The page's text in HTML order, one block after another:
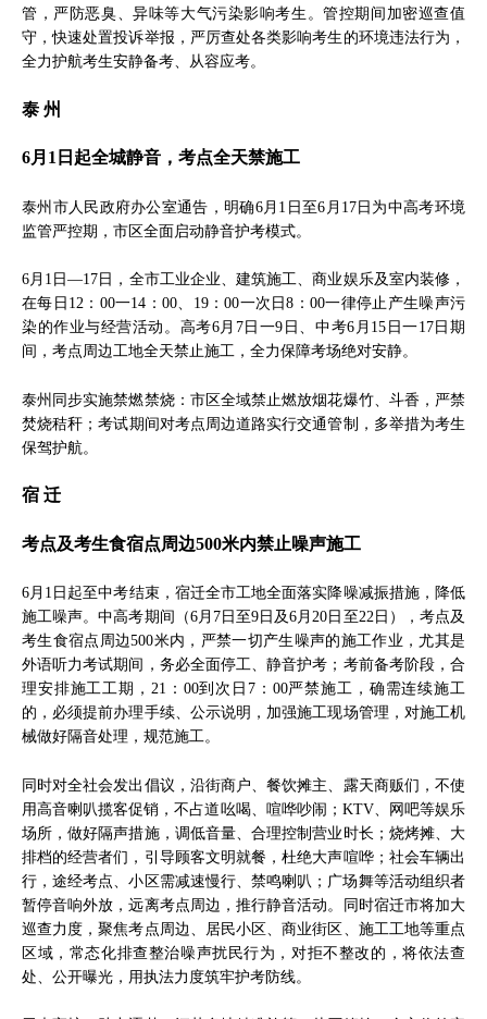
管，严防恶臭、异味等大气污染影响考生。管控期间加密巡查值
守，快速处置投诉举报，严厉查处各类影响考生的环境违法行为，
全力护航考生安静备考、从容应考。
泰 州
6月1日起全城静音，考点全天禁施工
泰州市人民政府办公室通告，明确6月1日至6月17日为中高考环境
监管严控期，市区全面启动静音护考模式。
6月1日—17日，全市工业企业、建筑施工、商业娱乐及室内装修，
在每日12：00一14：00、19：00一次日8：00一律停止产生噪声污
染的作业与经营活动。高考6月7日一9日、中考6月15日一17日期
间，考点周边工地全天禁止施工，全力保障考场绝对安静。
泰州同步实施禁燃禁烧：市区全域禁止燃放烟花爆竹、斗香，严禁
焚烧秸秆；考试期间对考点周边道路实行交通管制，多举措为考生
保驾护航。
宿 迁
考点及考生食宿点周边500米内禁止噪声施工
6月1日起至中考结束，宿迁全市工地全面落实降噪减振措施，降低
施工噪声。中高考期间（6月7日至9日及6月20日至22日），考点及
考生食宿点周边500米内，严禁一切产生噪声的施工作业，尤其是
外语听力考试期间，务必全面停工、静音护考；考前备考阶段，合
理安排施工工期，21：00到次日7：00严禁施工，确需连续施工
的，必须提前办理手续、公示说明，加强施工现场管理，对施工机
械做好隔音处理，规范施工。
同时对全社会发出倡议，沿街商户、餐饮摊主、露天商贩们，不使
用高音喇叭揽客促销，不占道吆喝、喧哗吵闹；KTV、网吧等娱乐
场所，做好隔声措施，调低音量、合理控制营业时长；烧烤摊、大
排档的经营者们，引导顾客文明就餐，杜绝大声喧哗；社会车辆出
行，途经考点、小区需减速慢行、禁鸣喇叭；广场舞等活动组织者
暂停音响外放，远离考点周边，推行静音活动。同时宿迁市将加大
巡查力度，聚焦考点周边、居民小区、商业街区、施工工地等重点
区域，常态化排查整治噪声扰民行为，对拒不整改的，将依法查
处、公开曝光，用执法力度筑牢护考防线。